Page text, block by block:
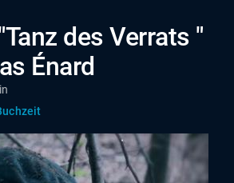
des Verrats "
Énard